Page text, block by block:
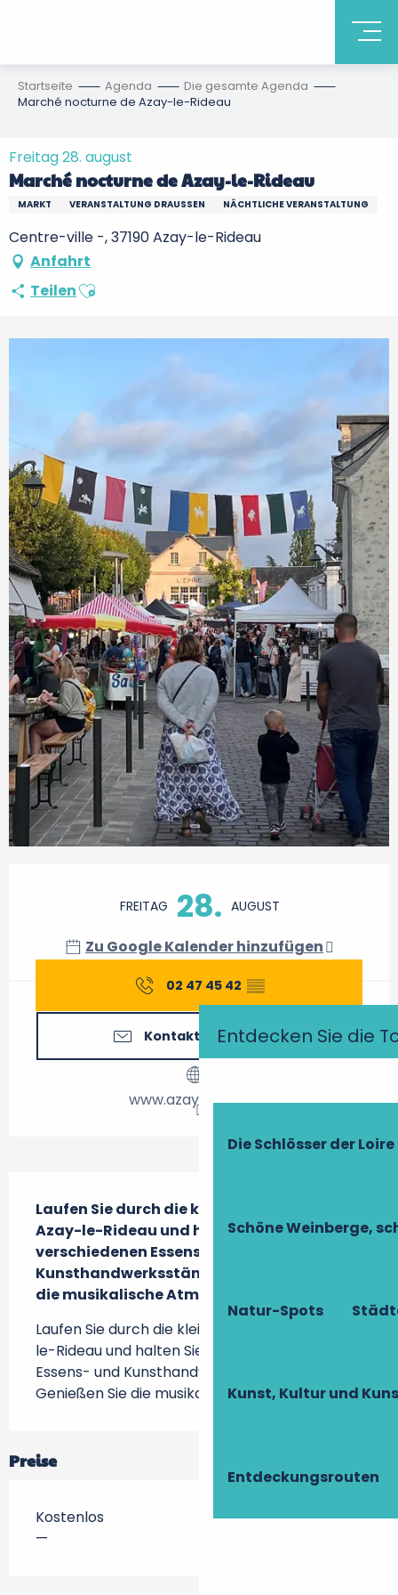
Entdecken Sie die
Die Schlösser der Loire
Schöne Weinberge,
Natur-Spots
Kunst, Kultur und
Entdeckungsrouten
Startseite Agenda
Die gesamte Agenda
Marché nocturne de Azay-le-Rideau
Freitag 28. august
Marché nocturne de Azay-le-Rideau
MARKT VERANSTALTUNG DRAUSSEN NÄCHTLICHE VERANSTALTUNG
Centre-ville -, 37190 Azay-le-Rideau
Anfahrt
TeilenAjouter aux favoris
FREITAG 28. AUGUST
Zu Google Kalender hinzufügen
02 47 45 42 ▒▒
Kontaktieren Sie uns
www.azaylerideau.fr
Laufen Sie durch die kleinen Straßen von
Azay-le-Rideau und halten Sie an den
verschiedenen Essens- und
Kunsthandwerksständen an. Genießen Sie
die musikalische Atmosphäre.
Laufen Sie durch die kleinen Straßen von Azay-
le-Rideau und halten Sie an den verschiedenen
Essens- und Kunsthandwerksständen an.
Genießen Sie die musikalische Atmosphäre.
Preise
Kostenlos
—